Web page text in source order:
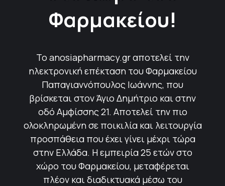
Φαρμακείου!
Το anosiapharmacy.gr αποτελεί την
ηλεκτρονική επέκταση του Φαρμακείου
Παπαγιαννόπουλος Ιωάννης, που
βρίσκεται στον Άγιο Δημήτριο και στην
οδό Αμφίσσης 21. Αποτελεί την πιο
ολοκληρωμένη σε ποικιλία και λειτουργία
προσπάθεια που έχει γίνει μέχρι τώρα
στην Ελλάδα. Η εμπειρία 25 ετών στο
χώρο του Φαρμακείου, μεταφέρεται
πλέον και διαδικτυακά μέσω του